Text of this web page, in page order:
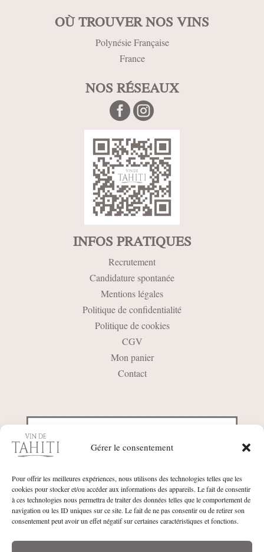
Gérer le consentement
Pour offrir les meilleures expériences, nous utilisons des technologies telles que les
cookies pour stocker et/ou accéder aux informations des appareils. Le fait de consentir
à ces technologies nous permettra de traiter des données telles que le comportement de
navigation ou les ID uniques sur ce site. Le fait de ne pas consentir ou de retirer son
consentement peut avoir un effet négatif sur certaines caractéristiques et fonctions.
OÙ TROUVER NOS VINS
Polynésie Française
France
NOS RÉSEAUX

INFOS PRATIQUES
Recrutement
Candidature spontanée
Mentions légales
Politique de confidentialité
Politique de cookies
CGV
Mon panier
Contact